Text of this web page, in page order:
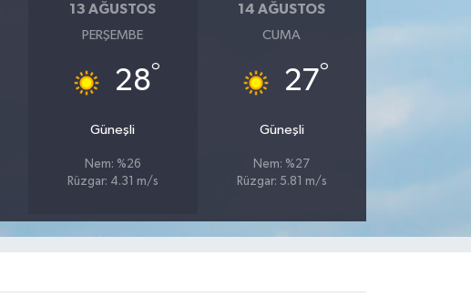
13 AĞUSTOS
PERŞEMBE
28°
Güneşli
Nem: %26
Rüzgar: 4.31 m/s
14 AĞUSTOS
CUMA
27°
Güneşli
Nem: %27
Rüzgar: 5.81 m/s